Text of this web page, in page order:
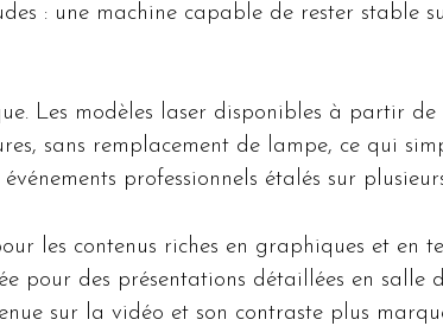
: une machine capable de rester stable
Les modèles laser disponibles à partir
sans remplacement de lampe, ce qui
professionnels étalés sur
les contenus riches en graphiques et en
pour des présentations détaillées en salle
sur la vidéo et son contraste plus